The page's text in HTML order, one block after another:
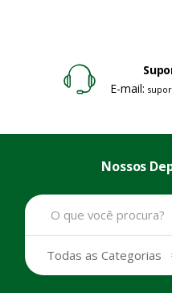
E-mail:
Nossos
B
u
a
r